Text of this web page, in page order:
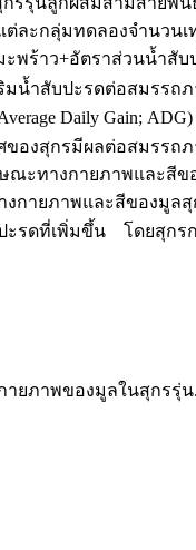
ต่ละกลุ่มทดลองจำนวน
ร้าว+อัตราส่วนน้ำสับป
มน้ำสับปะรดต่อสมรรถ
Daily Gain;
ของสุกรมีผลต่อสมรรถ
ะทางกายภาพและสีข
กายภาพและสีของมูลสุ
ะรดที่เพิ่มขึ้น โดยสุกร
ายภาพของมูลในสุกรรุ่น.